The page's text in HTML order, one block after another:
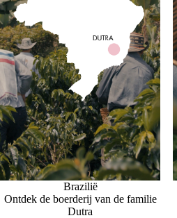
Brazilië
Ontdek de boerderij van de familie
Dutra